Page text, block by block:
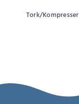
Tork/Kompresser